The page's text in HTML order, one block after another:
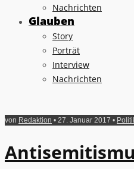
Nachrichten
Glauben
Story
Porträt
Interview
Nachrichten
von Redaktion • 27. Januar 2017 •